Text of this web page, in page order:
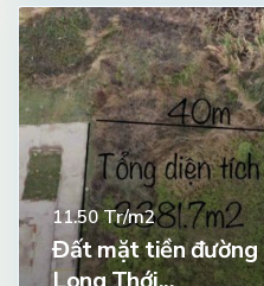
11.50Tr/m2
Đất mặt tiền đường